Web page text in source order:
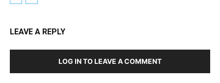
LEAVE A REPLY
LOG IN TO LEAVE A COMMENT